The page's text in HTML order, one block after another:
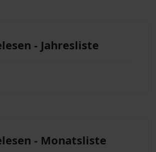
- Jahresliste
- Monatsliste